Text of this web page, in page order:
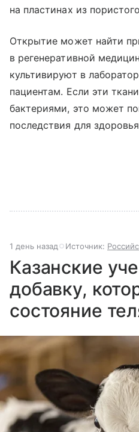
на пластинах из
Открытие может найти
в регенеративной
культивируют в
пациентам. Если эти
бактериями, это может
последствия для
1 день назад Источник:
Казанские
добавку,
состояние